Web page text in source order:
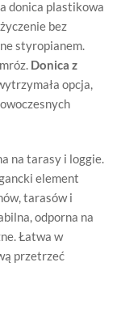
donica plastikowa
bez
styropianem.
Donica z
opcja,
na tarasy i loggie.
element
tarasów i
odporna na
Łatwa w
przetrzeć